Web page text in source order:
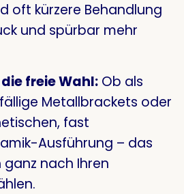
oft kürzere Behandlung
und spürbar mehr
freie Wahl: Ob als
Metallbrackets oder
fast
Ausführung – das
nach Ihren
.